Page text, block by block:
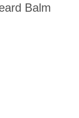
Balm